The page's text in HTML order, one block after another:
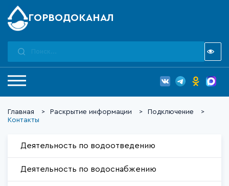
ГОРВОДОКАНАЛ
Главная Раскрытие информации
Подключение
Контакты
Деятельность по водоотведению
Деятельность по водоснабжению